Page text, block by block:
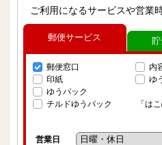
ご利用になるサービスや営業
郵便サービス
郵便窓口
印紙
ゆうパック
チルドゆうパック
内
ゆ
「は
営業日